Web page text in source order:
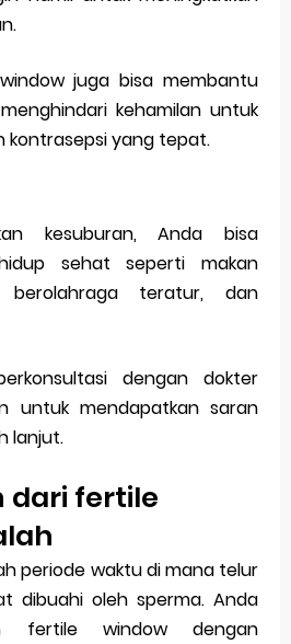
juga bisa membantu
kehamilan untuk
kontrasepsi yang tepat.
kesuburan, Anda bisa
sehat seperti makan
berolahraga teratur, dan
dengan dokter
untuk mendapatkan saran
lanjut.
dari fertile
periode waktu di mana telur
dibuahi oleh sperma. Anda
fertile window dengan